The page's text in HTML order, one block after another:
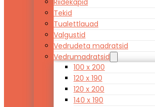
Riidekapid
Tekid
Tualettlauad
Valgustid
Vedrudeta madratsid
Vedrumadratsid
100 x 200
120 x 190
120 x 200
140 x 190